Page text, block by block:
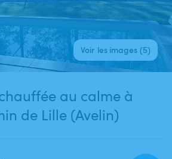
Voir les images (5)
au calme à
de Lille (Avelin)